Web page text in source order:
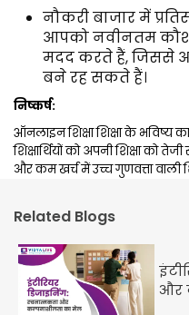
नौकरी बाजार में
आपको नवीनतम
मदद करते हैं, जिससे आप
बने रह सकते हैं।
निष्कर्ष:
ऑनलाइन शिक्षा शिक्षा के भविष्य
शिक्षार्थियों को अपनी शिक्षा
और कम खर्च में उच्च गुणवत्ता वाली
Related Blogs
और